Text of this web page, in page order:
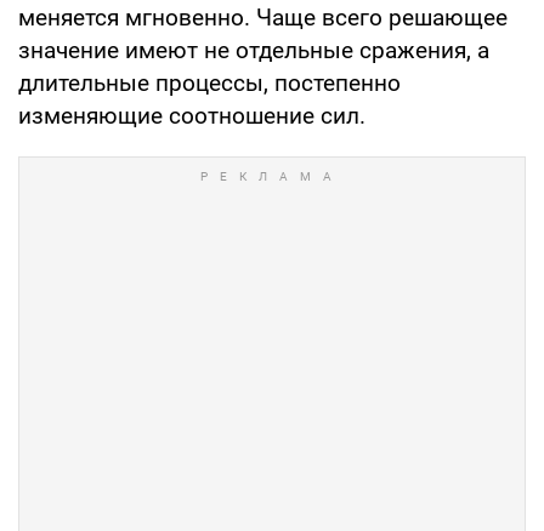
меняется мгновенно. Чаще всего решающее
значение имеют не отдельные сражения, а
длительные процессы, постепенно
изменяющие соотношение сил.